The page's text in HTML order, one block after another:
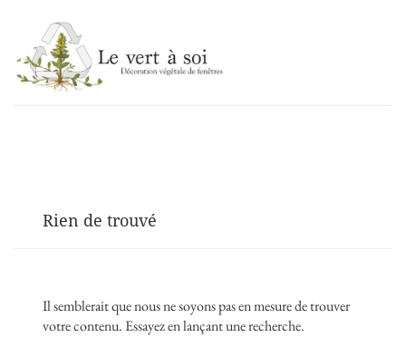
Rien de trouvé
Il semblerait que nous ne soyons pas en mesure de trouver
votre contenu. Essayez en lançant une recherche.